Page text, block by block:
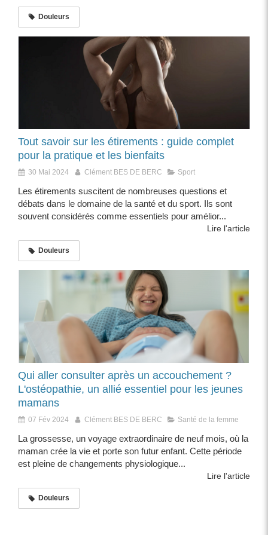
Douleurs
Tout savoir sur les étirements : guide complet
pour la pratique et les bienfaits
30 Mai 2024 Clément BES DE BERC Sport
Les étirements suscitent de nombreuses questions et
débats dans le domaine de la santé et du sport. Ils sont
souvent considérés comme essentiels pour amélior...
Lire l'article
Douleurs
Qui aller consulter après un accouchement ?
L'ostéopathie, un allié essentiel pour les jeunes
mamans
07 Fév 2024 Clément BES DE BERC Santé de la femme
La grossesse, un voyage extraordinaire de neuf mois, où la
maman crée la vie et porte son futur enfant. Cette période
est pleine de changements physiologique...
Lire l'article
Douleurs